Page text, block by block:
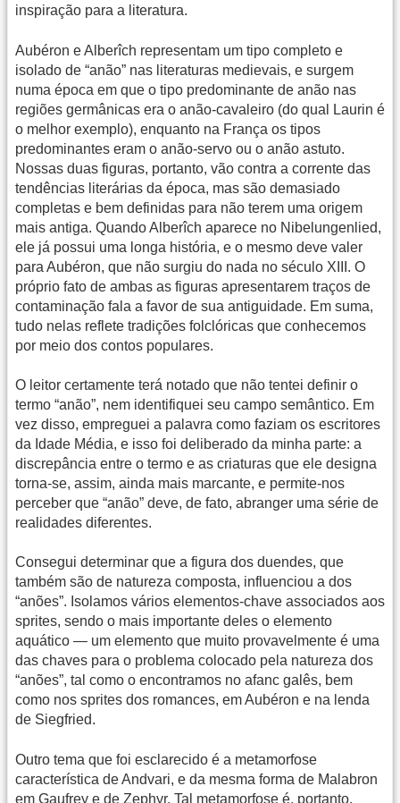
inspiração para a literatura.
Aubéron e Alberîch representam um tipo completo e
isolado de “anão” nas literaturas medievais, e surgem
numa época em que o tipo predominante de anão nas
regiões germânicas era o anão-cavaleiro (do qual Laurin é
o melhor exemplo), enquanto na França os tipos
predominantes eram o anão-servo ou o anão astuto.
Nossas duas figuras, portanto, vão contra a corrente das
tendências literárias da época, mas são demasiado
completas e bem definidas para não terem uma origem
mais antiga. Quando Alberîch aparece no Nibelungenlied,
ele já possui uma longa história, e o mesmo deve valer
para Aubéron, que não surgiu do nada no século XIII. O
próprio fato de ambas as figuras apresentarem traços de
contaminação fala a favor de sua antiguidade. Em suma,
tudo nelas reflete tradições folclóricas que conhecemos
por meio dos contos populares.
O leitor certamente terá notado que não tentei definir o
termo “anão”, nem identifiquei seu campo semântico. Em
vez disso, empreguei a palavra como faziam os escritores
da Idade Média, e isso foi deliberado da minha parte: a
discrepância entre o termo e as criaturas que ele designa
torna-se, assim, ainda mais marcante, e permite-nos
perceber que “anão” deve, de fato, abranger uma série de
realidades diferentes.
Consegui determinar que a figura dos duendes, que
também são de natureza composta, influenciou a dos
“anões”. Isolamos vários elementos-chave associados aos
sprites, sendo o mais importante deles o elemento
aquático — um elemento que muito provavelmente é uma
das chaves para o problema colocado pela natureza dos
“anões”, tal como o encontramos no afanc galês, bem
como nos sprites dos romances, em Aubéron e na lenda
de Siegfried.
Outro tema que foi esclarecido é a metamorfose
característica de Andvari, e da mesma forma de Malabron
em Gaufrey e de Zephyr. Tal metamorfose é, portanto,